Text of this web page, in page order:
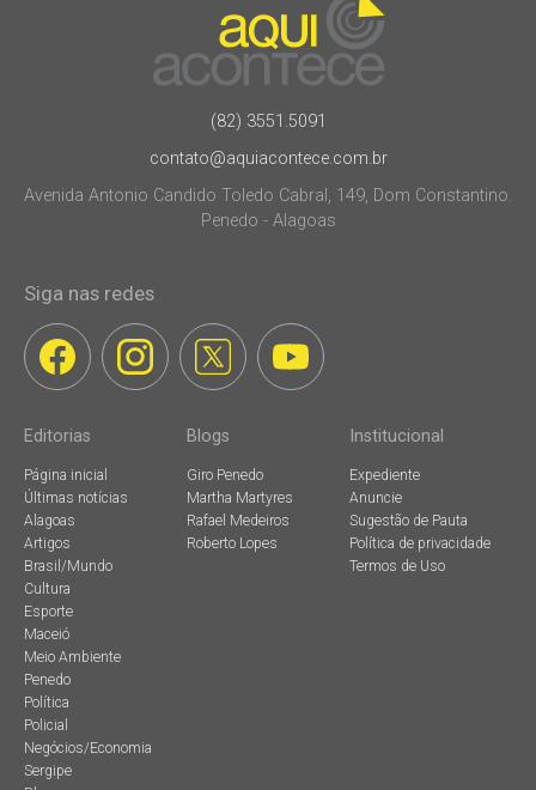
(82) 3551.5091
contato@aquiacontece.com.br
Avenida Antonio Candido Toledo Cabral, 149, Dom Constantino.
Penedo - Alagoas
Siga nas redes
Editorias
Página inicial
Últimas notícias
Alagoas
Artigos
Brasil/Mundo
Cultura
Esporte
Maceió
Meio Ambiente
Penedo
Política
Policial
Negócios/Economia
Sergipe
Blogs
Giro Penedo
Martha Martyres
Rafael Medeiros
Roberto Lopes
Institucional
Expediente
Anuncie
Sugestão de Pauta
Política de privacidade
Termos de Uso